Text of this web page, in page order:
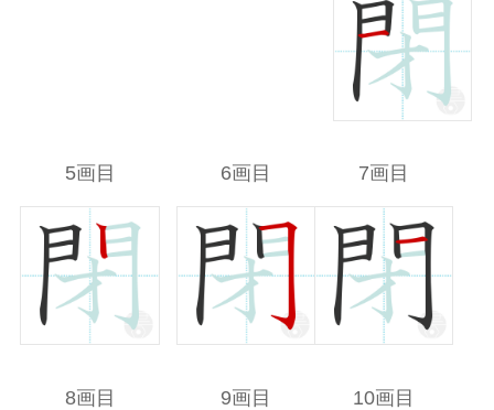
5画目 6画目 7画目
8画目 9画目 10画目